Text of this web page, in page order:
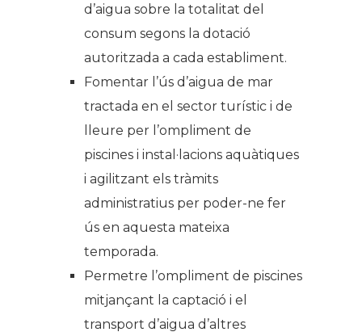
d’aigua sobre la totalitat del
consum segons la dotació
autoritzada a cada establiment.
Fomentar l’ús d’aigua de mar
tractada en el sector turístic i de
lleure per l’ompliment de
piscines i instal·lacions aquàtiques
i agilitzant els tràmits
administratius per poder-ne fer
ús en aquesta mateixa
temporada.
Permetre l’ompliment de piscines
mitjançant la captació i el
transport d’aigua d’altres